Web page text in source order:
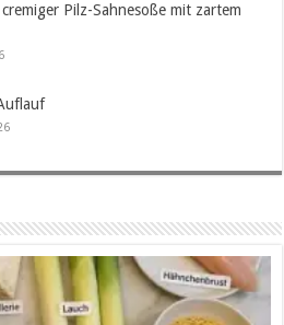
Pilz-Sahnesoße mit zartem